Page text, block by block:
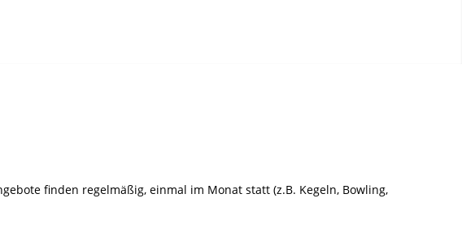
finden regelmäßig, einmal im Monat statt (z.B. Kegeln, Bowling,